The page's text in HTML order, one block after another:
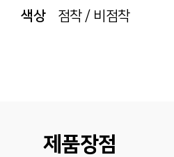
색상
점착 / 비점착
제품장점